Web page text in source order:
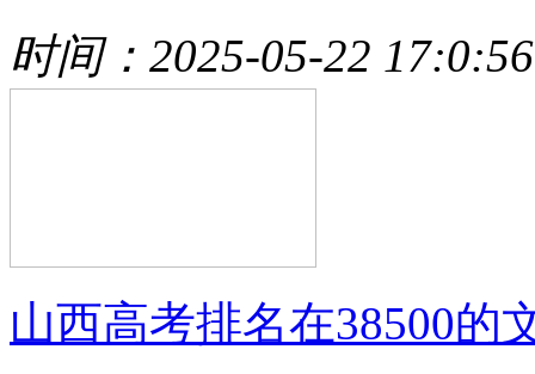
时间：2025-05-22 17:0:56
山西高考排名在38500的